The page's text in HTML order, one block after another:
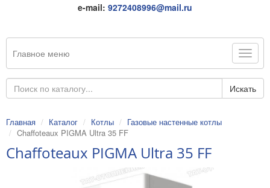
e-mail: 9272408996@mail.ru
Главное меню
Искать
Главная Каталог Котлы
Газовые настенные котлы
Chaffoteaux PIGMA Ultra 35 FF
Chaffoteaux PIGMA Ultra 35 FF